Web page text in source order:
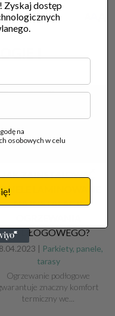
I
LAMINOWANE
NA INSTALACJI
PODŁOGOWEGO?
| Parkiety, panele,
tarasy
Ogrzewanie podłogowe
znaczny komfort
termiczny we...
Zyskaj dostęp
na
osobowych w celu